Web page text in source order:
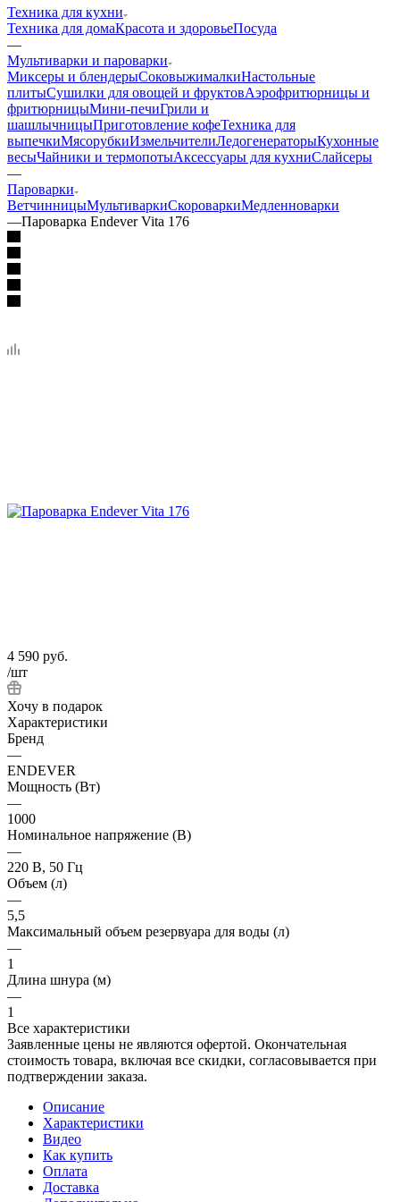
Техника для кухни
Техника для домаКрасота и здоровьеПосуда
—
Мультиварки и пароварки
Миксеры и блендерыСоковыжималкиНастольные
плитыСушилки для овощей и фруктовАэрофритюрницы и
фритюрницыМини-печиГрили и
шашлычницыПриготовление кофеТехника для
выпечкиМясорубкиИзмельчителиЛедогенераторыКухонные
весыЧайники и термопотыАксессуары для кухниСлайсеры
—
Пароварки
ВетчинницыМультиваркиСкороваркиМедленноварки
—Пароварка Endever Vita 176
4 590 руб.
/шт
Хочу в подарок
Характеристики
Бренд
—
ENDEVER
Мощность (Вт)
—
1000
Номинальное напряжение (В)
—
220 В, 50 Гц
Объем (л)
—
5,5
Максимальный объем резервуара для воды (л)
—
1
Длина шнура (м)
—
1
Все характеристики
Заявленные цены не являются офертой. Окончательная
стоимость товара, включая все скидки, согласовывается при
подтверждении заказа.
Описание
Характеристики
Видео
Как купить
Оплата
Доставка